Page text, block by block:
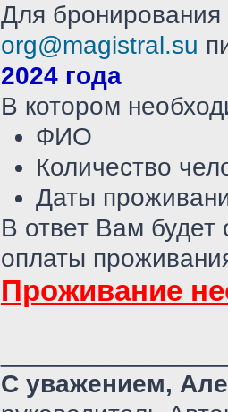
Для
org@magistral.su
2024 года
В котором
ФИО
Количество
Даты
В ответ Вам
оплаты
Проживание
С уважением,